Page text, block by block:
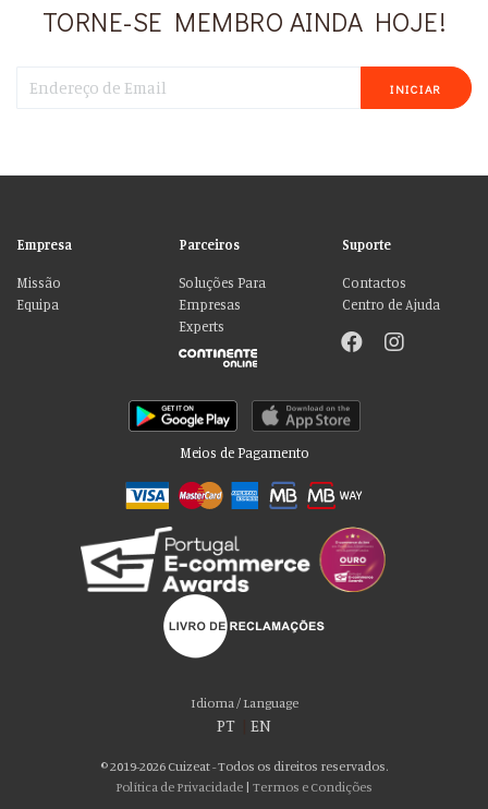
TORNE-SE MEMBRO AINDA HOJE!
INICIAR
Empresa
Missão
Equipa
Parceiros
Soluções Para
Empresas
Experts
Suporte
Contactos
Centro de Ajuda
Meios de Pagamento
Idioma / Language
PT EN
© 2019-2026 Cuizeat - Todos os direitos reservados.
Política de Privacidade | Termos e Condições
Por favor aceite as nossas deliciosas
Usamos cookies para personalizar conteúdo e anúncios, fornecer recursos
de mídia social e analisar nosso tráfego. Também compartilhamos
social, publicidade e análise, que podem combiná-lo com outras informações
que você forneceu a eles ou que coletaram do uso de seus serviços. Você